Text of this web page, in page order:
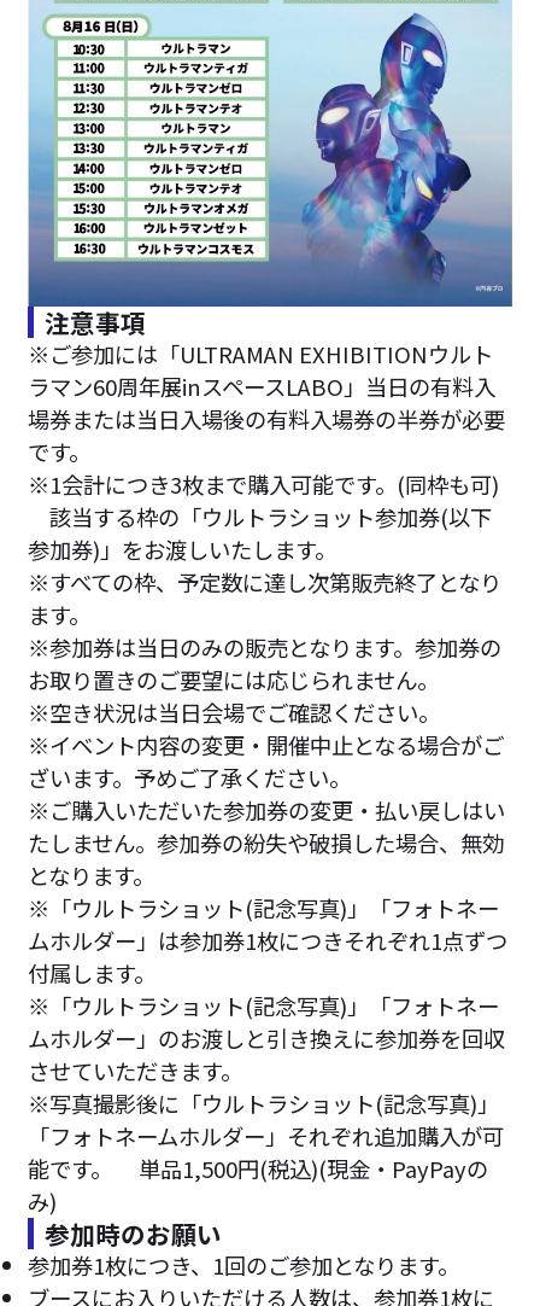
注意事項
※ご参加には「ULTRAMAN EXHIBITIONウルト
ラマン60周年展inスペースLABO」当日の有料入
場券または当日入場後の有料入場券の半券が必要
です。
※1会計につき3枚まで購入可能です。(同枠も可)
該当する枠の「ウルトラショット参加券(以下
参加券)」をお渡しいたします。
※すべての枠、予定数に達し次第販売終了となり
ます。
※参加券は当日のみの販売となります。参加券の
お取り置きのご要望には応じられません。
※空き状況は当日会場でご確認ください。
※イベント内容の変更・開催中止となる場合がご
ざいます。予めご了承ください。
※ご購入いただいた参加券の変更・払い戻しはい
たしません。参加券の紛失や破損した場合、無効
となります。
※「ウルトラショット(記念写真)」「フォトネー
ムホルダー」は参加券1枚につきそれぞれ1点ずつ
付属します。
※「ウルトラショット(記念写真)」「フォトネー
ムホルダー」のお渡しと引き換えに参加券を回収
させていただきます。
※写真撮影後に「ウルトラショット(記念写真)」
「フォトネームホルダー」それぞれ追加購入が可
能です。 単品1,500円(税込)(現金・PayPayの
み)
参加時のお願い
参加券1枚につき、1回のご参加となります。
ブースにお入りいただける人数は、参加券1枚に